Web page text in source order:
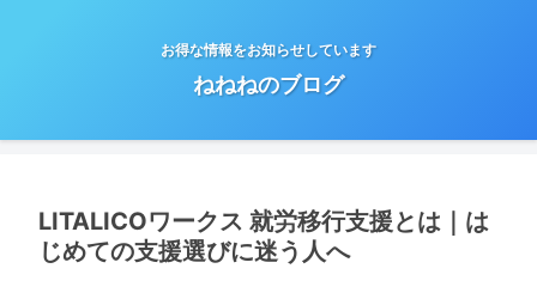
お得な情報をお知らせしています
ねねねのブログ
LITALICOワークス 就労移行支援とは｜は
じめての支援選びに迷う人へ